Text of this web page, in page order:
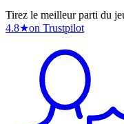
Tirez le meilleur parti du
4.8★on Trustpilot